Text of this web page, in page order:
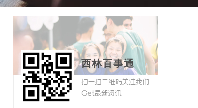
西林百事通
扫一扫二维码关注我们
Get最新资讯